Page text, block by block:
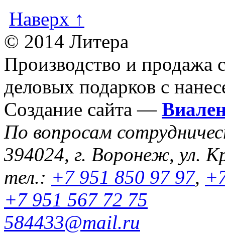
Наверх ↑
© 2014 Литера
Производство и продажа
деловых подарков с
Создание сайта —
По вопросам
394024, г. Воронеж, ул.
тел.: +7 951 850 97 97,
+7 951 567 72 75
584433@mail.ru